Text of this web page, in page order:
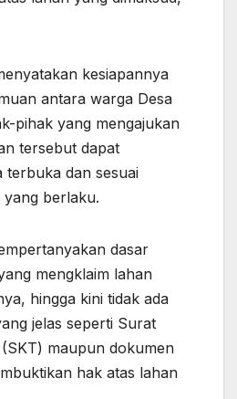
kesiapannya
antara warga Desa
pihak yang mengajukan
tersebut dapat
terbuka dan sesuai
yang berlaku.
dasar
mengklaim lahan
hingga kini tidak ada
jelas seperti Surat
maupun dokumen
hak atas lahan